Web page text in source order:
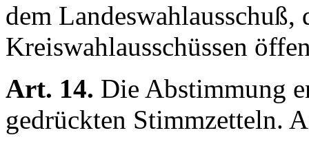
dem
Kreiswahlausschüssen
Art. 14. Die Abstimmung
gedrückten Stimmzetteln.